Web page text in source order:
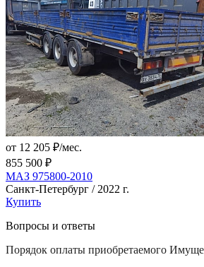
от 12 205 ₽/мес.
855 500 ₽
МАЗ 975800-2010
Санкт-Петербург / 2022 г.
Купить
Вопросы и ответы
Порядок оплаты приобретаемого